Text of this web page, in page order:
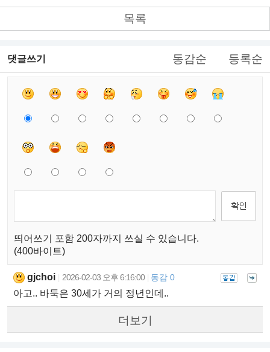
목록
댓글쓰기 동감순 등록순
띄어쓰기 포함 200자까지 쓰실 수 있습니다.
(400바이트)
gjchoi 2026-02-03 오후 6:16:00 동감 0
아고.. 바둑은 30세가 거의 정년인데..
더보기